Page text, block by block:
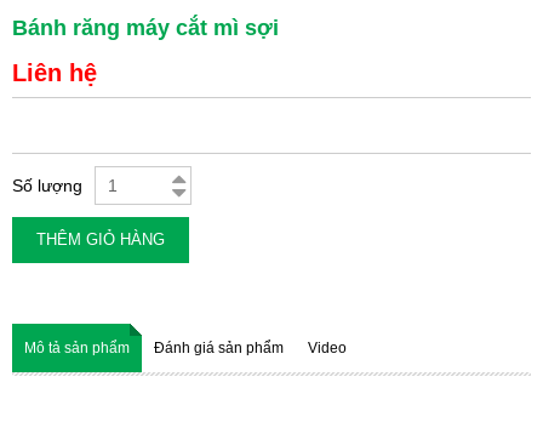
Bánh răng máy cắt mì sợi
Liên hệ
Số lượng
THÊM GIỎ HÀNG
Mô tả sản phẩm Đánh giá sản phẩm Video